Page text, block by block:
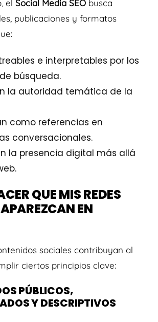
el Social Media SEO busca
publicaciones y formatos
e interpretables por los
búsqueda.
la autoridad temática de la
como referencias en
conversacionales.
la presencia digital más allá
QUE MIS REDES
EN
sociales contribuyan al
ciertos principios clave:
PÚBLICOS,
Y DESCRIPTIVOS